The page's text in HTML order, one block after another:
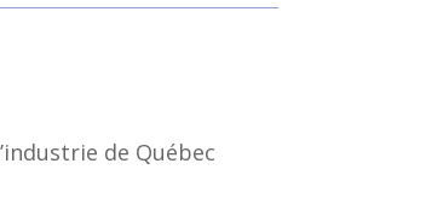
de Québec